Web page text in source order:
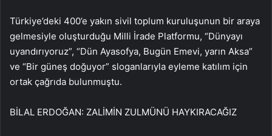
Türkiye’deki 400’e yakın sivil toplum kuruluşunun bir araya
gelmesiyle oluşturduğu Milli İrade Platformu, “Dünyayı
uyandırıyoruz”, “Dün Ayasofya, Bugün Emevi, yarın Aksa”
ve “Bir güneş doğuyor” sloganlarıyla eyleme katılım için
ortak çağrıda bulunmuştu.
BİLAL ERDOĞAN: ZALİMİN ZULMÜNÜ HAYKIRACAĞIZ